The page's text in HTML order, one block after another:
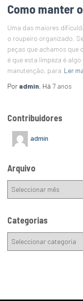
Como manter
Uma das maiores
o roupeiro organizado.
peças que achamos que
é que esta limpeza é
manutenção, para Ler
Por admin, Há 7 anos
Contribuidores
admin
Arquivo
Categorias